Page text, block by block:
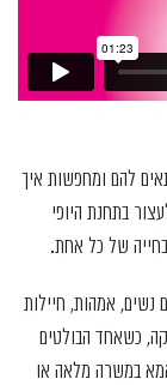
להם ומחפשות איך
בתחנת היופי
של כל אחת.
נשים, אמהות, חיילות
כשאחד הבולטים
במשרה מלאה או